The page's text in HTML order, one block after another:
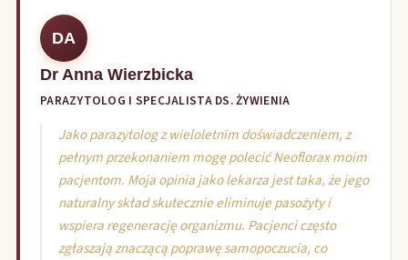
DA
Dr Anna Wierzbicka
PARAZYTOLOG I SPECJALISTA DS. ŻYWIENIA
Jako parazytolog z wieloletnim doświadczeniem, z
pełnym przekonaniem mogę polecić Neoflorax moim
pacjentom. Moja opinia jako lekarza jest taka, że jego
naturalny skład skutecznie eliminuje pasożyty i
wspiera regenerację organizmu. Pacjenci często
zgłaszają znaczącą poprawę samopoczucia, co